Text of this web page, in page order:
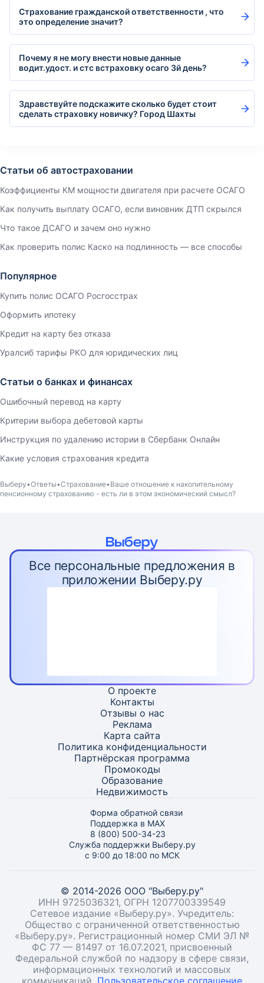
Страхование гражданской ответственности , что
это определение значит?
Почему я не могу внести новые данные
водит.удост. и стс встраховку осаго 3й день?
Здравствуйте подскажите сколько будет стоит
сделать страховку новичку? Город Шахты
Статьи об автостраховании
Коэффициенты КМ мощности двигателя при расчете ОСАГО
Как получить выплату ОСАГО, если виновник ДТП скрылся
Что такое ДСАГО и зачем оно нужно
Как проверить полис Каско на подлинность — все способы
Популярное
Купить полис ОСАГО Росгосстрах
Оформить ипотеку
Кредит на карту без отказа
Уралсиб тарифы РКО для юридических лиц
Статьи о банках и финансах
Ошибочный перевод на карту
Критерии выбора дебетовой карты
Инструкция по удалению истории в Сбербанк Онлайн
Какие условия страхования кредита
Выберу Ответы Страхование Ваше отношение к накопительному
пенсионному страхованию - есть ли в этом экономический смысл?
Все персональные предложения в
приложении Выберу.ру
О проекте
Контакты
Отзывы о нас
Реклама
Карта сайта
Политика конфиденциальности
Партнёрская программа
Промокоды
Образование
Недвижимость
Форма обратной связи
Поддержка в MAX
8 (800) 500-34-23
Служба поддержки Выберу.ру
с 9:00 до 18:00 по МСК
© 2014-2026 ООО "Выберу.ру"
ИНН 9725036321, ОГРН 1207700339549
Сетевое издание «Выберу.ру». Учредитель:
Общество с ограниченной ответственностью
«Выберу.ру». Регистрационный номер СМИ ЭЛ №
ФС 77 — 81497 от 16.07.2021, присвоенный
Федеральной службой по надзору в сфере связи,
информационных технологий и массовых
коммуникаций. Пользовательское соглашение